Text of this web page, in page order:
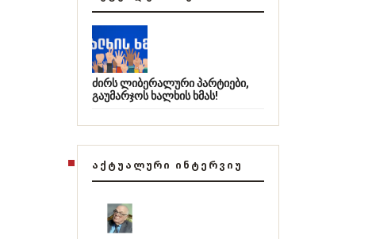
ძირს ლიბერალური პარტიები,
გაუმარჯოს ხალხის ხმას!
ᲐᲥᲢᲣᲐᲚᲣᲠᲘ ᲘᲜᲢᲔᲠᲕᲘᲣ